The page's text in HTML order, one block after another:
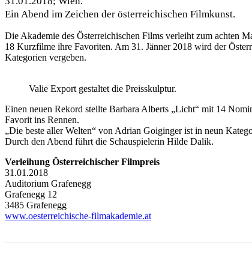
Ein Abend im Zeichen der österreichischen Filmkunst.
Die Akademie des Österreichischen Films verleiht zum achten
18 Kurzfilme ihre Favoriten. Am 31. Jänner 2018 wird der
Kategorien vergeben.
Valie Export gestaltet die Preisskulptur.
Einen neuen Rekord stellte Barbara Alberts „Licht“ mit 14
Favorit ins Rennen.
„Die beste aller Welten“ von Adrian Goiginger ist in neun
Durch den Abend führt die Schauspielerin Hilde Dalik.
Verleihung Österreichischer Filmpreis
31.01.2018
Auditorium Grafenegg
Grafenegg 12
3485 Grafenegg
www.oesterreichische-filmakademie.at